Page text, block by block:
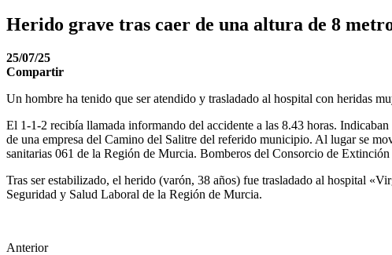
Herido grave tras caer de una altura de 8
25/07/25
Compartir
Un hombre ha tenido que ser atendido y trasladado al hospital con heridas
El 1-1-2 recibía llamada informando del accidente a las 8.43 horas.
de una empresa del Camino del Salitre del referido municipio. Al lugar se
sanitarias 061 de la Región de Murcia. Bomberos del Consorcio de
Tras ser estabilizado, el herido (varón, 38 años) fue trasladado al hospital
Seguridad y Salud Laboral de la Región de Murcia.
Anterior